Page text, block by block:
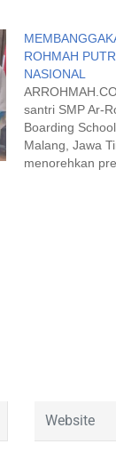
ROHMAH
NASIONAL
santri SMP Ar-
Boarding
Malang, Jawa
menorehkan